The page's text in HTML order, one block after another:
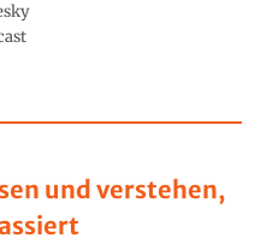
und verstehen,